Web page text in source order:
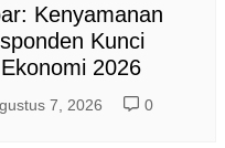
Kenyamanan
Kunci
2026
7, 2026 0